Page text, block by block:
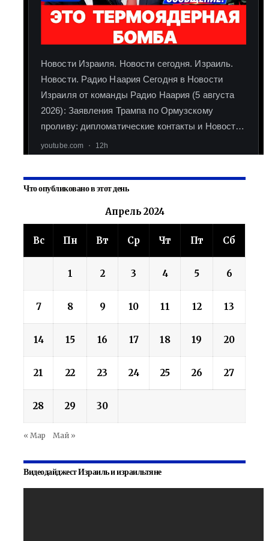
Что опубликовано в этот день
Апрель 2024
Вс Пн Вт Ср Чт Пт Сб
1 2 3 4 5 6
7 8 9 10 11 12 13
14 15 16 17 18 19 20
21 22 23 24 25 26 27
28 29 30
« Мар Май »
Видеодайджест Израиль и израильтяне